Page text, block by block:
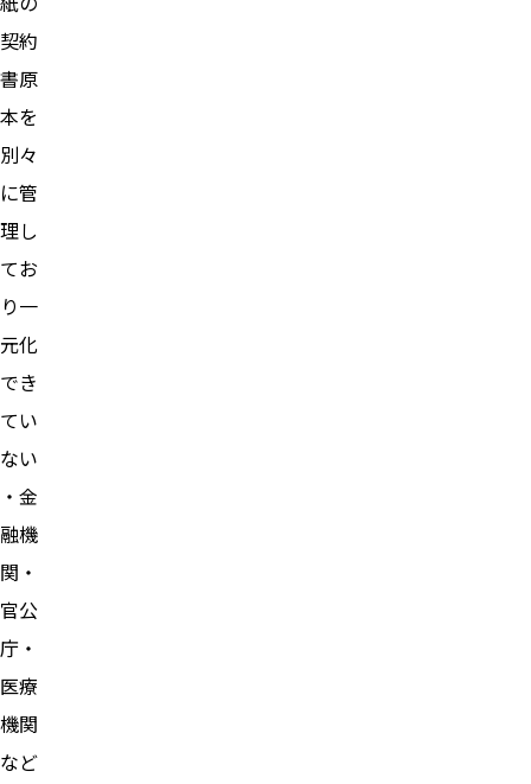
契約
書原
本を
別々
に管
理し
てお
り一
元化
でき
てい
ない
・金
融機
関・
官公
庁・
医療
機関
など